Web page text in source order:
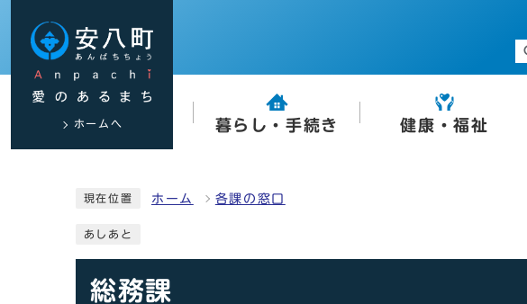
ホームへ 暮らし・手続き 健康・福祉
現在位置 ホーム 各課の窓口
あしあと
総務課